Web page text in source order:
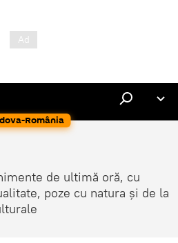
România
de ultimă oră, cu
poze cu natura și de la